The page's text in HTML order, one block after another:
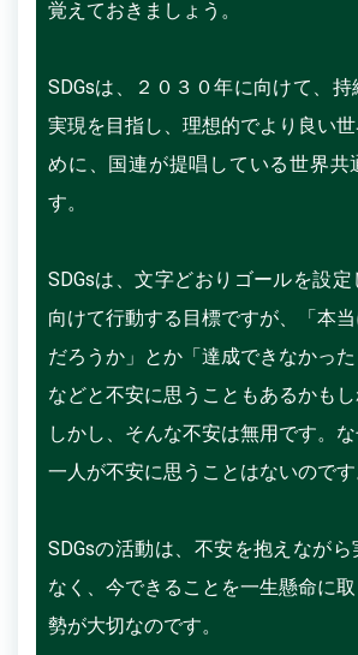
覚えておきましょう。
SDGsは、２０３０年に向けて、
実現を目指し、理想的でより良い
めに、国連が提唱している世界共
す。
SDGsは、文字どおりゴールを設
向けて行動する目標ですが、「本
だろうか」とか「達成できなかった
などと不安に思うこともあるかもし
しかし、そんな不安は無用です。
一人が不安に思うことはないのです
SDGsの活動は、不安を抱えなが
なく、今できることを一生懸命に
勢が大切なのです。